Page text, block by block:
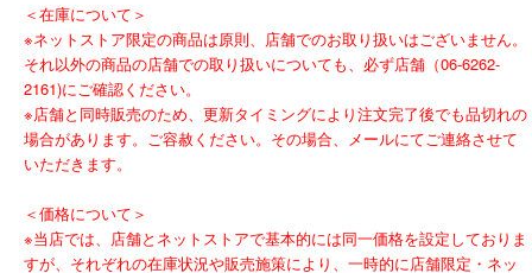
＜在庫について＞
※ネットストア限定の商品は原則、店舗でのお取り扱いはございません。
それ以外の商品の店舗での取り扱いについても、必ず店舗（06-6262-
2161)にご確認ください。
※店舗と同時販売のため、更新タイミングにより注文完了後でも品切れの
場合があります。ご容赦ください。その場合、メールにてご連絡させて
いただきます。
＜価格について＞
※当店では、店舗とネットストアで基本的には同一価格を設定しておりま
すが、それぞれの在庫状況や販売施策により、一時的に店舗限定・ネッ